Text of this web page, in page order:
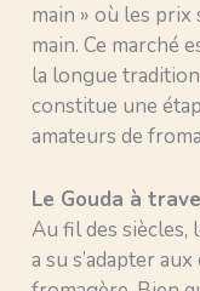
main » où les prix
main. Ce marché
la longue
constitue une
amateurs de
Le Gouda à
Au fil des siècles,
a su s’adapter